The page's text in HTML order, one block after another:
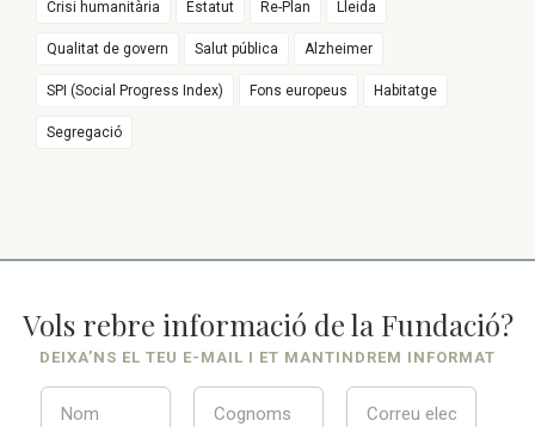
Crisi humanitària Estatut Re-Plan Lleida
Qualitat de govern Salut pública Alzheimer
SPI (Social Progress Index) Fons europeus Habitatge
Segregació
Vols rebre informació de la Fundació?
DEIXA’NS EL TEU E-MAIL I ET MANTINDREM INFORMAT